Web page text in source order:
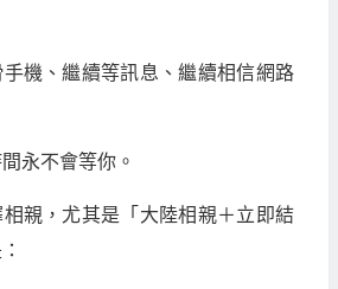
機、繼續等訊息、繼續相信網路
永不會等你。
親，尤其是「大陸相親＋立即結